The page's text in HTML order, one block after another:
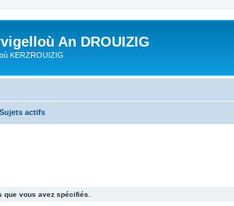
An DROUIZIG
KERZROUIZIG
Sujets actifs
vous avez spécifiés.